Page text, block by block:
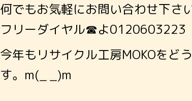
何でもお気軽にお問い合わせ下さ
フリーダイヤル☎︎よ0120603223
今年もリサイクル工房MOKOをど
す。m(_ _)m